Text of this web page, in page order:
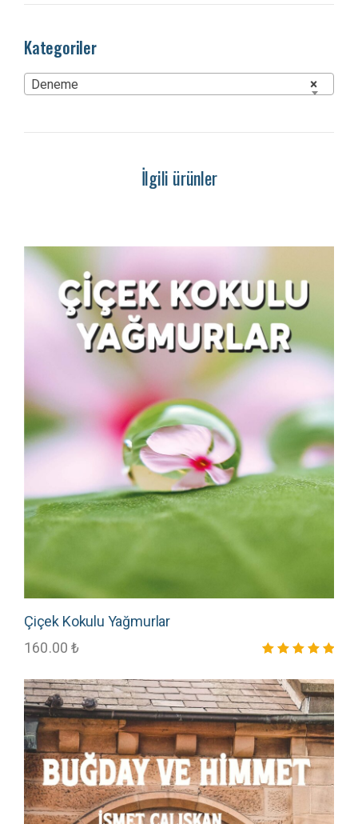
Kategoriler
×
Deneme
İlgili ürünler
Çiçek Kokulu Yağmurlar
160.00₺
5.00
oy aldı